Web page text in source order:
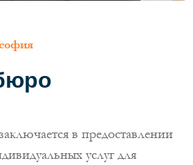
в предоставлении
услуг для